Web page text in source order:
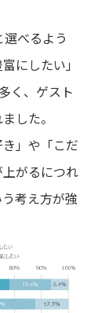
べるよう
にしたい」
く、ゲスト
した。
」や「こだ
がるにつれ
考え方が強